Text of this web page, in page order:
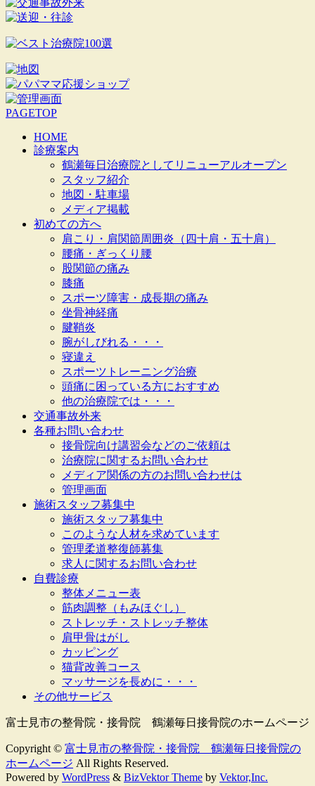
PAGETOP
HOME
診療案内
鶴瀬毎日治療院としてリニューアルオープン
スタッフ紹介
地図・駐車場
メディア掲載
初めての方へ
肩こり・肩関節周囲炎（四十肩・五十肩）
腰痛・ぎっくり腰
股関節の痛み
膝痛
スポーツ障害・成長期の痛み
坐骨神経痛
腱鞘炎
腕がしびれる・・・
寝違え
スポーツトレーニング治療
頭痛に困っている方におすすめ
他の治療院では・・・
交通事故外来
各種お問い合わせ
接骨院向け講習会などのご依頼は
治療院に関するお問い合わせ
メディア関係の方のお問い合わせは
管理画面
施術スタッフ募集中
施術スタッフ募集中
このような人材を求めています
管理柔道整復師募集
求人に関するお問い合わせ
自費診療
整体メニュー表
筋肉調整（もみほぐし）
ストレッチ・ストレッチ整体
肩甲骨はがし
カッピング
猫背改善コース
マッサージを長めに・・・
その他サービス
富士見市の整骨院・接骨院 鶴瀬毎日接骨院のホームページ
Copyright © 富士見市の整骨院・接骨院 鶴瀬毎日接骨院の
ホームページ All Rights Reserved.
Powered by WordPress & BizVektor Theme by Vektor,Inc.